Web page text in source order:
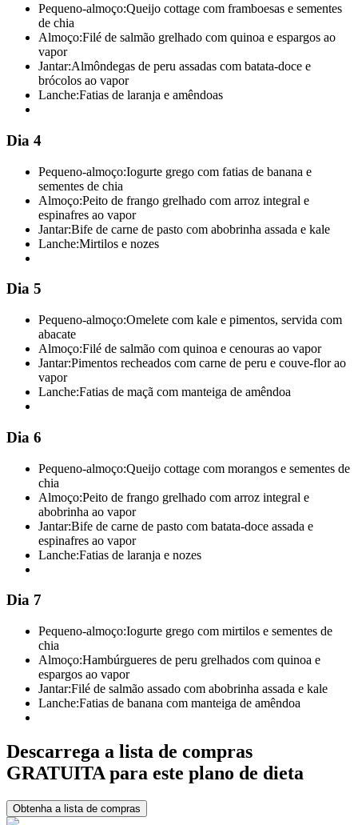
Pequeno-almoço:Queijo cottage com framboesas e sementes
de chia
Almoço:Filé de salmão grelhado com quinoa e espargos ao
vapor
Jantar:Almôndegas de peru assadas com batata-doce e
brócolos ao vapor
Lanche:Fatias de laranja e amêndoas
Dia 4
Pequeno-almoço:Iogurte grego com fatias de banana e
sementes de chia
Almoço:Peito de frango grelhado com arroz integral e
espinafres ao vapor
Jantar:Bife de carne de pasto com abobrinha assada e kale
Lanche:Mirtilos e nozes
Dia 5
Pequeno-almoço:Omelete com kale e pimentos, servida com
abacate
Almoço:Filé de salmão com quinoa e cenouras ao vapor
Jantar:Pimentos recheados com carne de peru e couve-flor ao
vapor
Lanche:Fatias de maçã com manteiga de amêndoa
Dia 6
Pequeno-almoço:Queijo cottage com morangos e sementes de
chia
Almoço:Peito de frango grelhado com arroz integral e
abobrinha ao vapor
Jantar:Bife de carne de pasto com batata-doce assada e
espinafres ao vapor
Lanche:Fatias de laranja e nozes
Dia 7
Pequeno-almoço:Iogurte grego com mirtilos e sementes de
chia
Almoço:Hambúrgueres de peru grelhados com quinoa e
espargos ao vapor
Jantar:Filé de salmão assado com abobrinha assada e kale
Lanche:Fatias de banana com manteiga de amêndoa
Descarrega a lista de compras
GRATUITA para este plano de dieta
Obtenha a lista de compras